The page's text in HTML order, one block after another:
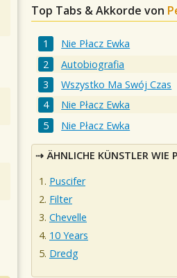
Top Tabs & Akkorde von
Nie Płacz Ewka
Autobiografia
Wszystko Ma Swój Czas
Nie Płacz Ewka
Nie Płacz Ewka
ÄHNLICHE KÜNSTLER WIE
Puscifer
Filter
Chevelle
10 Years
Dredg